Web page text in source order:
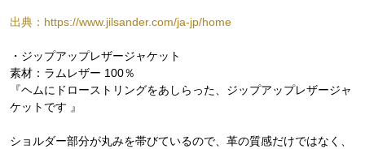
出典：https://www.jilsander.com/ja-jp/home
・ジップアップレザージャケット
素材：ラムレザー 100％
『ヘムにドローストリングをあしらった、ジップアップレザージャ
ケットです 』
ショルダー部分が丸みを帯びているので、革の質感だけではなく、